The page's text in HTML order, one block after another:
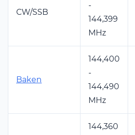
CW/SSB
-
144,399
MHz
Baken
144,400
-
144,490
MHz
144,360